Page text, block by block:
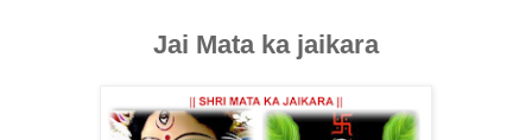
Jai Mata ka jaikara